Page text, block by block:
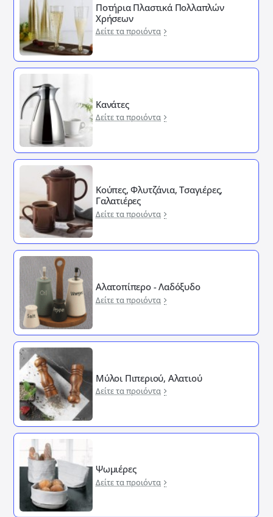
Ποτήρια Πλαστικά Πολλαπλών
Χρήσεων
Δείτε τα προιόντα
Κανάτες
Δείτε τα προιόντα
Κούπες, Φλυτζάνια, Τσαγιέρες,
Γαλατιέρες
Δείτε τα προιόντα
Αλατοπίπερο - Λαδόξυδο
Δείτε τα προιόντα
Μύλοι Πιπεριού, Αλατιού
Δείτε τα προιόντα
Ψωμιέρες
Δείτε τα προιόντα